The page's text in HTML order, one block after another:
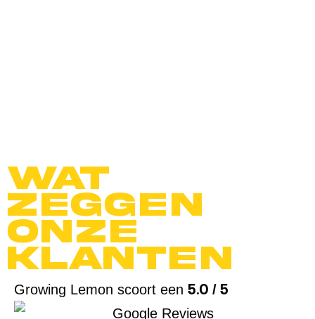
Wat
zeggen
onze
klanten
Growing Lemon scoort een 5.0 / 5